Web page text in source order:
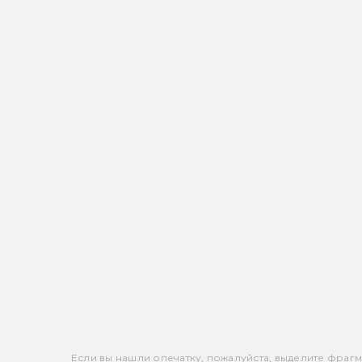
Если вы нашли опечатку, пожалуйста, выделите